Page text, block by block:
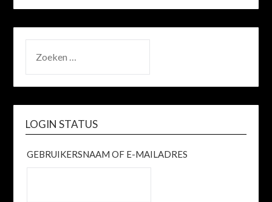
NAAR:
LOGIN STATUS
GEBRUIKERSNAAM OF E-MAILADRES